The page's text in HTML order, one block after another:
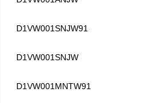
D1VW001SNJW91
D1VW001SNJW
D1VW001MNTW91